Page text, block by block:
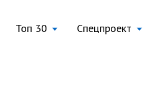
Топ 30 Спецпроект